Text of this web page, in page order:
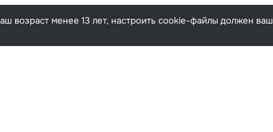
возраст менее 13 лет, настроить cookie-файлы должен ваш